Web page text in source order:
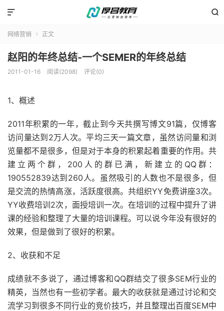


网络营销  正文
赵阳的年终总结-一个SEMER的年终总结
2011-01-16 阅读(2098) 评论(0)
1、概述
2011年积累的一年，截止到今天共撰写博文91篇，仅博客
访问量达到2万人次。平均三天一篇文章，虽然访问量和浏
览量都不是很多，但是对于本身的积累起着重要的作用。共
建立两个群，200人的群已满，新建立的QQ群：
190552839达到260人。虽然吸引的人数也不是很多，但
是交流的热情高涨，活跃度很高。共组织YY免费讲座3次。
YY收费培训2次，面授培训一次。在培训的过程中提升了讲
课的经验和整理了大量的培训课程。可以说今年没有很好的
效果，但是做到了很好的积累。
2、收获和不足
成绩就不多说了，通过博客和QQ群结交了很多SEM行业的
精英，当然也有一些初学者。最大的收获就是通过讨论和交
流学习到很多不同行业的竞价技巧，并且整理出百度SEM中